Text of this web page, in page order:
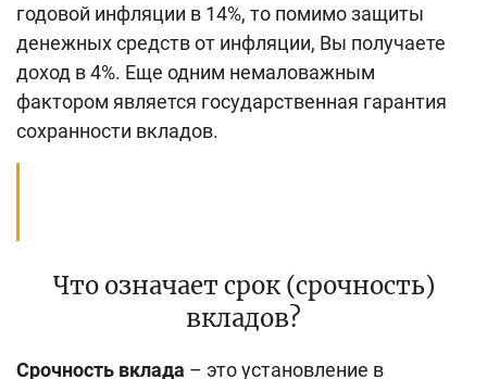
годовой инфляции в 14%, то помимо защиты
денежных средств от инфляции, Вы получаете
доход в 4%. Еще одним немаловажным
фактором является государственная гарантия
сохранности вкладов.
Что означает срок (срочность)
вкладов?
Срочность вклада – это установление в